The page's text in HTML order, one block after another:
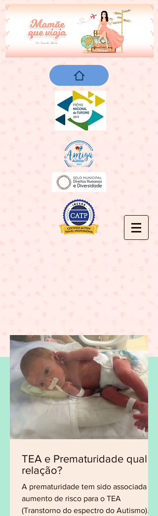
TEA e Prematuridade qual a
relação?
A prematuridade tem sido associada ao
aumento de risco para o TEA
(Transtorno do espectro do Autismo)